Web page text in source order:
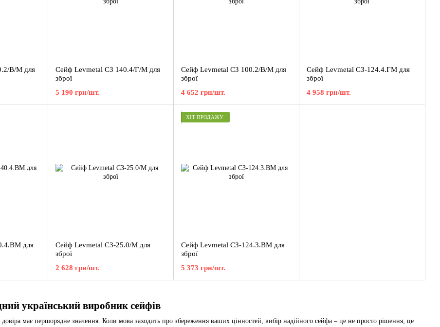
український виробник сейфів
має першорядне значення. Коли мова заходить про збереження ваших цінностей, вибір надійного сейфа – це не просто рішення; це
В/М для
Сейф Levmetal СЗ 140.4/Г/М для
зброї
5 190 грн/шт.
Сейф Levmetal СЗ 100.2/В/М для
зброї
4 652 грн/шт.
Сейф Levmetal СЗ-124.4.ГМ для
зброї
4 958 грн/шт.
для
Сейф Levmetal СЗ-25.0/М для
зброї
2 628 грн/шт.
ХІТ ПРОДАЖУ
Сейф Levmetal СЗ-124.3.ВМ для
зброї
5 373 грн/шт.